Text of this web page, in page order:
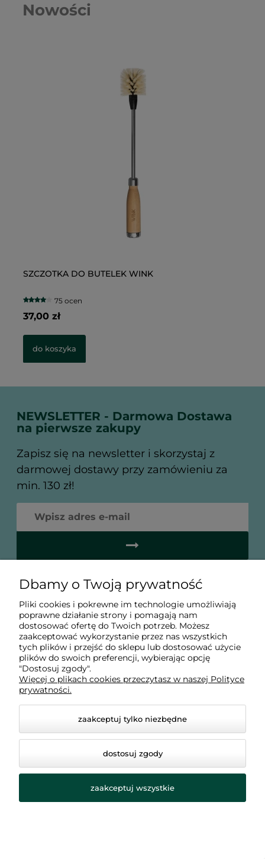
Nowości
SZCZOTKA DO BUTELEK WINK
75 ocen
37,00 zł
do koszyka
NEWSLETTER - Darmowa Dostawa
na pierwsze zakupy
Zapisz się na newsletter i skorzystaj z
darmowej dostawy przy zamówieniu za
min. 130 zł!
Butelki termiczne WINK to wielokrotnego użytku produkty
wykonane z wysokiej jakości stali nierdzewnej, wolne od
BPA, co sprawia, że są bezpieczne również dla dzieci.
Nasze butelki termiczne wyróżniają się na tle tradycyjnych
termosów, kubków termicznych, bidonów czy zwykłych
WINK oferuje również szeroki wybór termosów na jedzenie,
termosy obiadowe i termosy na jedzenie dla dzieci
posiłków, zapewniając optymalną temperaturę przez wiele
Dbamy o Twoją prywatność
Pliki cookies i pokrewne im technologie umożliwiają
poprawne działanie strony i pomagają nam
dostosować ofertę do Twoich potrzeb. Możesz
zaakceptować wykorzystanie przez nas wszystkich
tych plików i przejść do sklepu lub dostosować użycie
plików do swoich preferencji, wybierając opcję
"Dostosuj zgody".
Więcej o plikach cookies przeczytasz w naszej Polityce
prywatności.
zaakceptuj tylko niezbędne
dostosuj zgody
zaakceptuj wszystkie